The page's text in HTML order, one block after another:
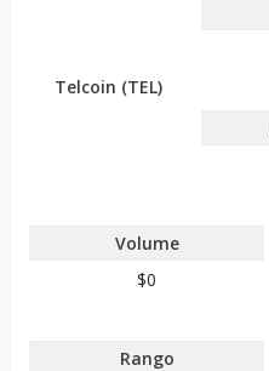
Telcoin (TEL)
Volume
$0
Rango